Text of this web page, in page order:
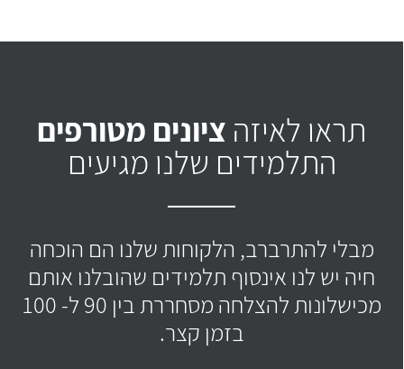
תראו לאיזה ציונים מטורפים
התלמידים שלנו מגיעים
מבלי להתרברב, הלקוחות שלנו הם הוכחה
חיה יש לנו אינסוף תלמידים שהובלנו אותם
מכישלונות להצלחה מסחררת בין 90 ל- 100
בזמן קצר.